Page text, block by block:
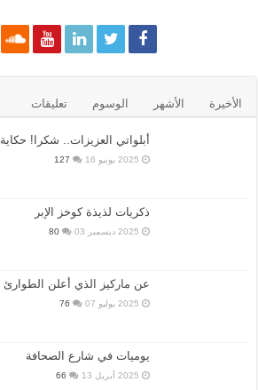
الأخيرة الأشهر الوسوم تعليقات
أبلواتي العزيزات.. شكرا!
2025 يونيو 16 127
ذكريات لذيذة كوخز الإبر
2025 ديسمبر 03 80
عن ماركيز الذي أعلن
2025 يوليو 07 76
يوميات في شارع الصحافة
2025 أبريل 13 66